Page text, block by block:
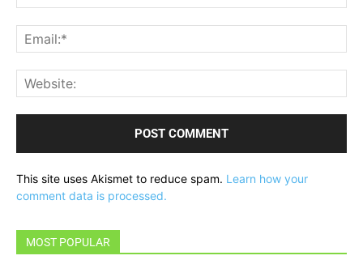
This site uses Akismet to reduce spam. Learn how your
comment data is processed.
MOST POPULAR